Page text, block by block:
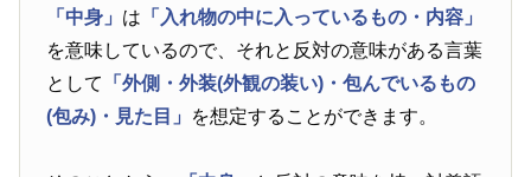
「中身」 は 「入れ物の中に入っているもの・内容」
を意味しているので、それと反対の意味がある言葉
として
「外側・外装(外観の装い)・包んでいるもの
(包み)・見た目」 を想定することができます。